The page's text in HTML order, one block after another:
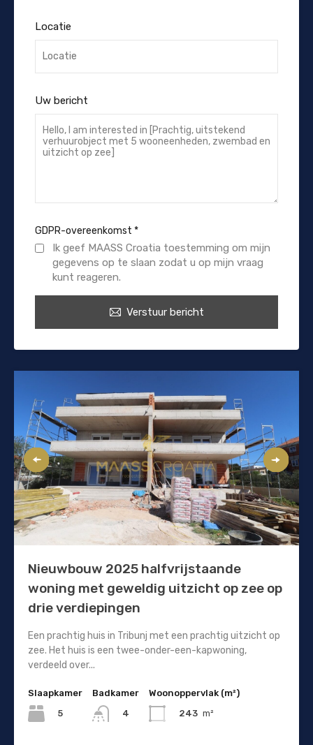
Locatie
Uw bericht
GDPR-overeenkomst *
Ik geef MAASS Croatia toestemming om mijn
gegevens op te slaan zodat u op mijn vraag
kunt reageren.
Verstuur bericht
Nieuwbouw 2025 halfvrijstaande
woning met geweldig uitzicht op zee op
drie verdiepingen
Een prachtig huis in Tribunj met een prachtig uitzicht op
zee. Het huis is een twee-onder-een-kapwoning,
verdeeld over...
Slaapkamer
5
Badkamer
4
Woonoppervlak (m²)
243 m²